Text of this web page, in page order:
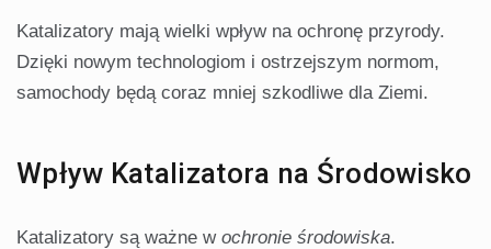
Katalizatory mają wielki wpływ na ochronę przyrody.
Dzięki nowym technologiom i ostrzejszym normom,
samochody będą coraz mniej szkodliwe dla Ziemi.
Wpływ Katalizatora na Środowisko
Katalizatory są ważne w ochronie środowiska.